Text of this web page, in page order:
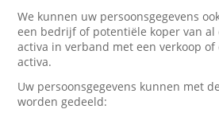
We kunnen uw persoonsgegevens
een bedrijf of potentiële koper van al
activa in verband met een verkoop
activa.
Uw persoonsgegevens kunnen met
worden gedeeld: